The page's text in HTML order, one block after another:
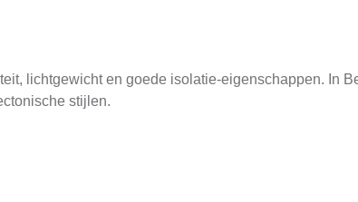
lichtgewicht en goede isolatie-eigenschappen. In
stijlen.